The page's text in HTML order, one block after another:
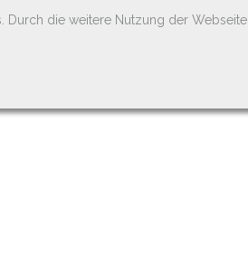
Durch die weitere Nutzung der Webseite